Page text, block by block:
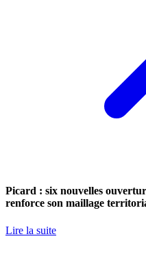
Picard : six nouvelles
renforce son maillage
Lire la suite